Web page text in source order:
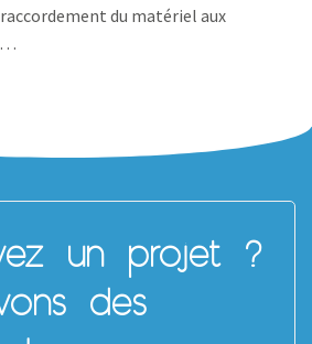
du matériel aux
un projet ?
des